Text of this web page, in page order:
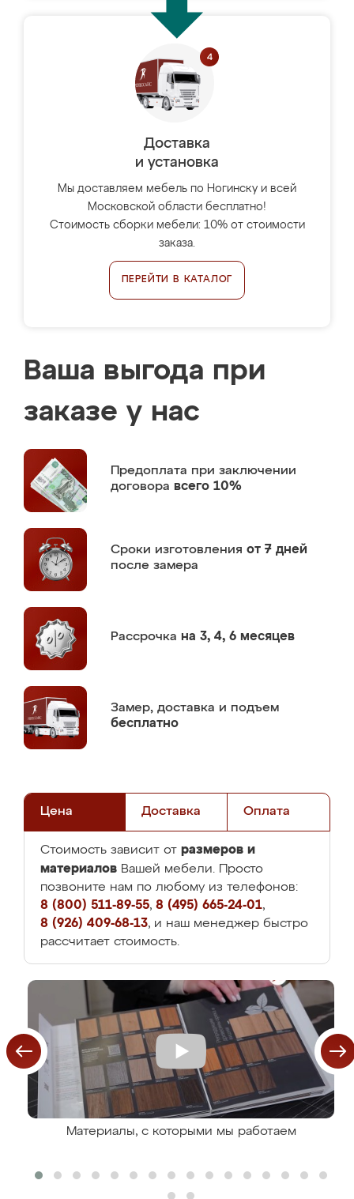
Доставка
и установка
Мы доставляем мебель по Ногинску и всей
Московской области бесплатно!
Стоимость сборки мебели: 10% от стоимости
заказа.
ПЕРЕЙТИ В КАТАЛОГ
Ваша выгода при
заказе у нас
Предоплата при заключении
договора всего 10%
Сроки изготовления от 7 дней
после замера
Рассрочка на 3, 4, 6 месяцев
Замер, доставка и подъем
бесплатно
Цена Доставка Оплата
Стоимость зависит от размеров и
материалов Вашей мебели. Просто
позвоните нам по любому из телефонов:
8 (800) 511-89-55, 8 (495) 665-24-01,
8 (926) 409-68-13, и наш менеджер быстро
рассчитает стоимость.
Материалы, с которыми мы работаем